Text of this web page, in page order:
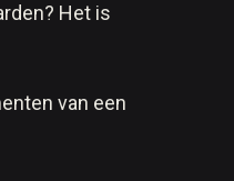
Het is
van een